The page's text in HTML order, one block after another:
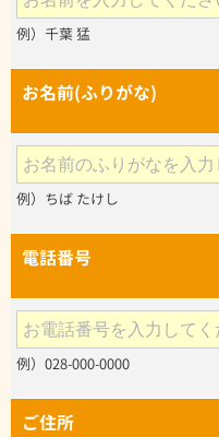
例）千葉 猛
お名前(ふりがな)
例）ちば たけし
電話番号
例）028-000-0000
ご住所